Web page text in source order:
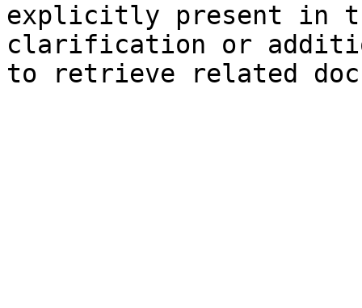
explicitly present in
clarification or